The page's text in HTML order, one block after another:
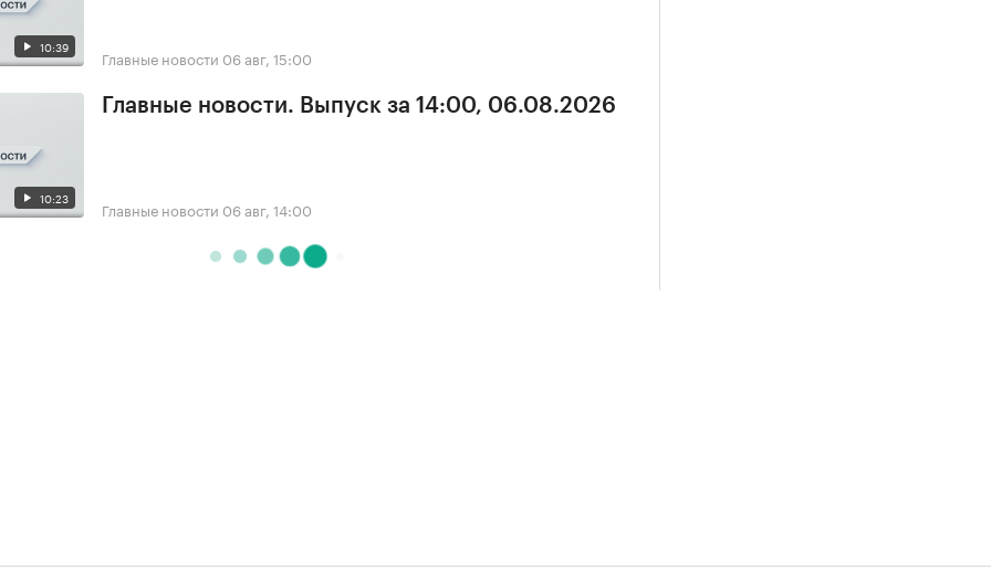
10:39 Главные новости 06 авг, 15:00
10:23
Главные новости. Выпуск за 14:00, 06.08.2026
Главные новости 06 авг, 14:00